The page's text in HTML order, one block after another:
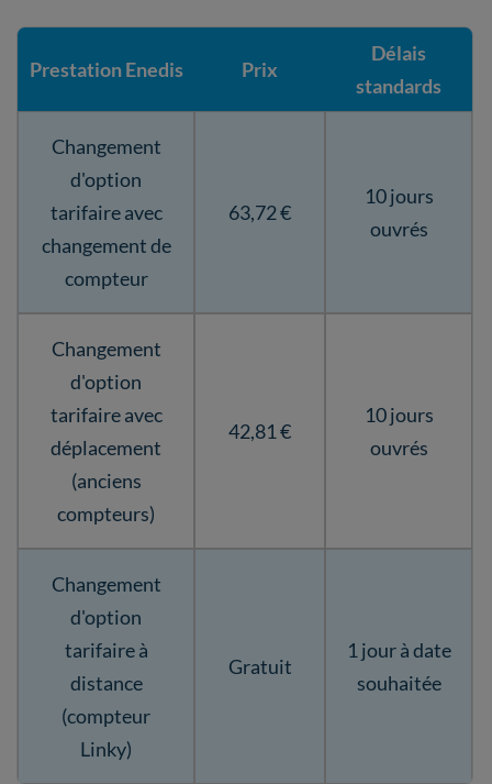
Prestation Enedis Prix
Délais
standards
Changement
d'option
tarifaire avec
changement de
compteur
63,72 €
10 jours
ouvrés
Changement
d'option
tarifaire avec
déplacement
(anciens
compteurs)
42,81 €
10 jours
ouvrés
Changement
d'option
tarifaire à
distance
(compteur
Linky)
Gratuit
1 jour à date
souhaitée